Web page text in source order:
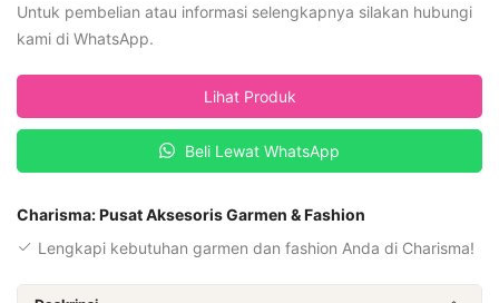
Untuk pembelian atau informasi selengkapnya silakan hubungi
kami di WhatsApp.
Lihat Produk
Beli Lewat WhatsApp
Charisma: Pusat Aksesoris Garmen & Fashion
Lengkapi kebutuhan garmen dan fashion Anda di Charisma!